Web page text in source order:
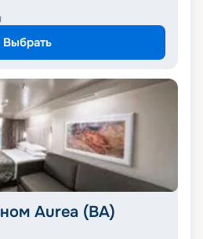
Выбрать
Aurea (BA)